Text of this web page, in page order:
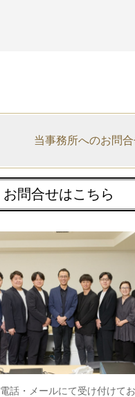
当事務所へのお問
お問合せはこちら
話・メールにて受け付けて